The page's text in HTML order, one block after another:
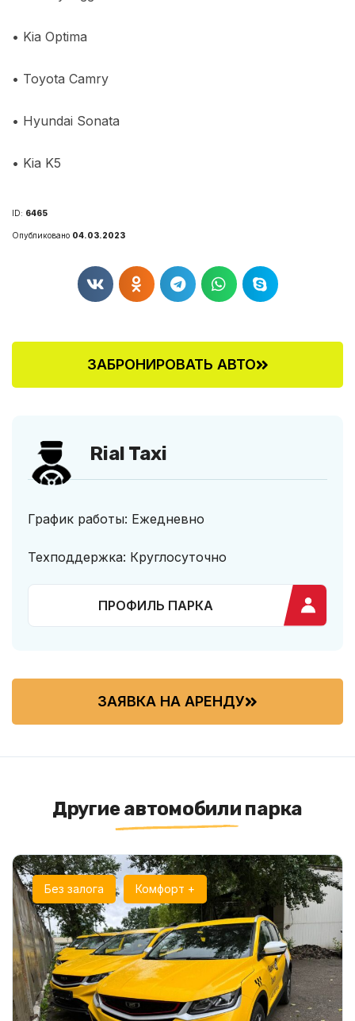
• Kia Optima
• Toyota Camry
• Hyundai Sonata
• Kia K5
ID: 6465
Опубликовано 04.03.2023
ЗАБРОНИРОВАТЬ АВТО
Rial Taxi
График работы: Ежедневно
Техподдержка: Круглосуточно
ПРОФИЛЬ ПАРКА
ЗАЯВКА НА АРЕНДУ
Другие автомобили парка
Без залога Комфорт +